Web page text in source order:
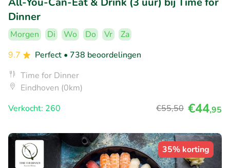
Dinner
Morgen Di Wo Do Vr
Za
9.7
Perfect • 738 beoordelingen
Time for Dinner
Eindhoven (0km)
Verkocht: 260
€55,50 €44,95
35% korting